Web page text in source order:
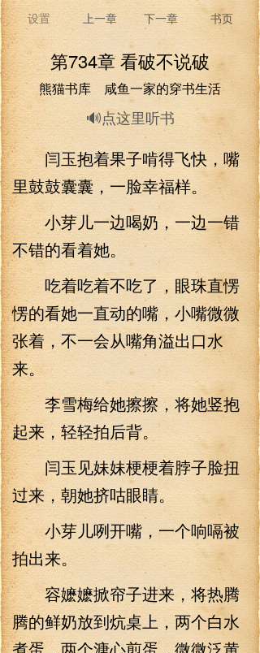
设置 上一章 下一章 书页
第734章 看破不说破
熊猫书库 咸鱼一家的穿书生活
🔊点这里听书
闫玉抱着果子啃得飞快，嘴
里鼓鼓囊囊，一脸幸福样。
小芽儿一边喝奶，一边一错
不错的看着她。
吃着吃着不吃了，眼珠直愣
愣的看她一直动的嘴，小嘴微微
张着，不一会从嘴角溢出口水
来。
李雪梅给她擦擦，将她竖抱
起来，轻轻拍后背。
闫玉见妹妹梗梗着脖子脸扭
过来，朝她挤咕眼睛。
小芽儿咧开嘴，一个响嗝被
拍出来。
容嬷嬷掀帘子进来，将热腾
腾的鲜奶放到炕桌上，两个白水